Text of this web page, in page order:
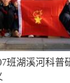
班湖溪河科普